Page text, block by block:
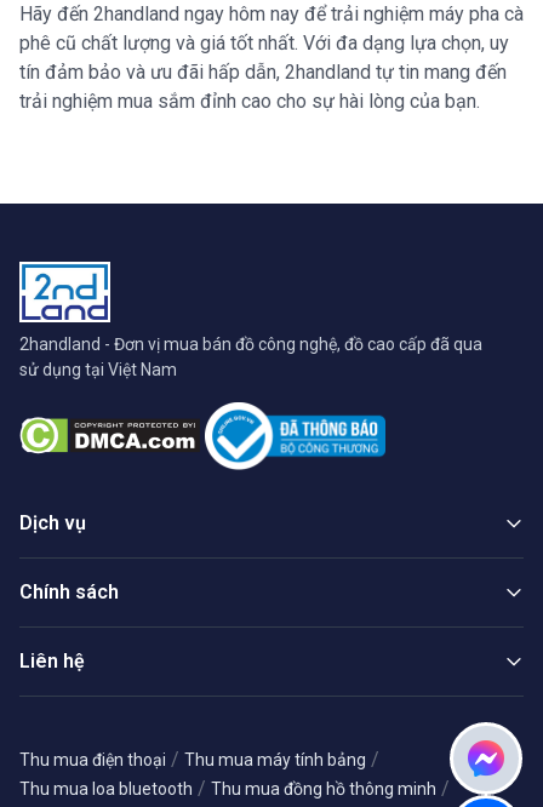
Hãy đến 2handland ngay hôm nay để trải nghiệm máy pha cà
phê cũ chất lượng và giá tốt nhất. Với đa dạng lựa chọn, uy
tín đảm bảo và ưu đãi hấp dẫn, 2handland tự tin mang đến
trải nghiệm mua sắm đỉnh cao cho sự hài lòng của bạn.
2handland - Đơn vị mua bán đồ công nghệ, đồ cao cấp đã qua
sử dụng tại Việt Nam
Dịch vụ
Chính sách
Liên hệ
Thu mua điện thoại / Thu mua máy tính bảng /
Thu mua loa bluetooth / Thu mua đồng hồ thông minh /